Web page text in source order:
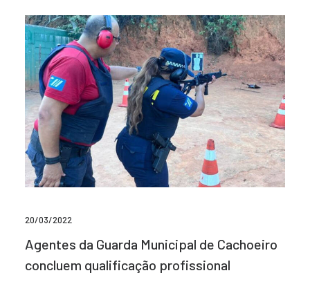
20/03/2022
Agentes da Guarda Municipal de Cachoeiro
concluem qualificação profissional